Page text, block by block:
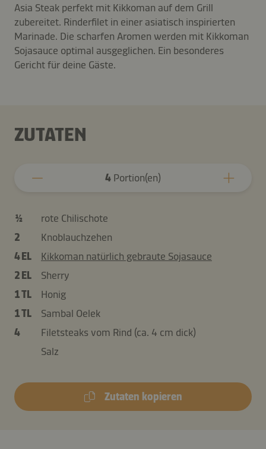
Asia Steak perfekt mit Kikkoman auf dem Grill
zubereitet. Rinderfilet in einer asiatisch inspirierten
Marinade. Die scharfen Aromen werden mit Kikkoman
Sojasauce optimal ausgeglichen. Ein besonderes
Gericht für deine Gäste.
ZUTATEN
4 Portion(en)
½
rote Chilischote
2
Knoblauchzehen
4 EL
Kikkoman natürlich gebraute Sojasauce
2 EL
Sherry
1 TL
Honig
1 TL
Sambal Oelek
4
Filetsteaks vom Rind (ca. 4 cm dick)
Salz
Zutaten kopieren